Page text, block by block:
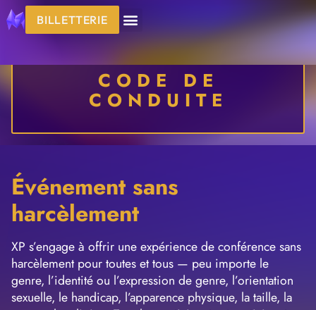
BILLETTERIE
CODE DE
CONDUITE
Événement sans
harcèlement
XP s’engage à offrir une expérience de conférence sans
harcèlement pour toutes et tous — peu importe le
genre, l’identité ou l’expression de genre, l’orientation
sexuelle, le handicap, l’apparence physique, la taille, la